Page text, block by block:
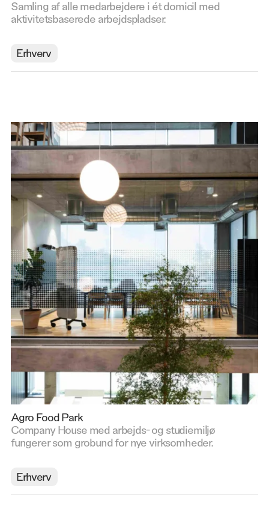
Samling af alle medarbejdere i ét domicil med
aktivitetsbaserede arbejdspladser.
Erhverv
Agro Food Park
Company House med arbejds- og studiemiljø
fungerer som grobund for nye virksomheder.
Erhverv